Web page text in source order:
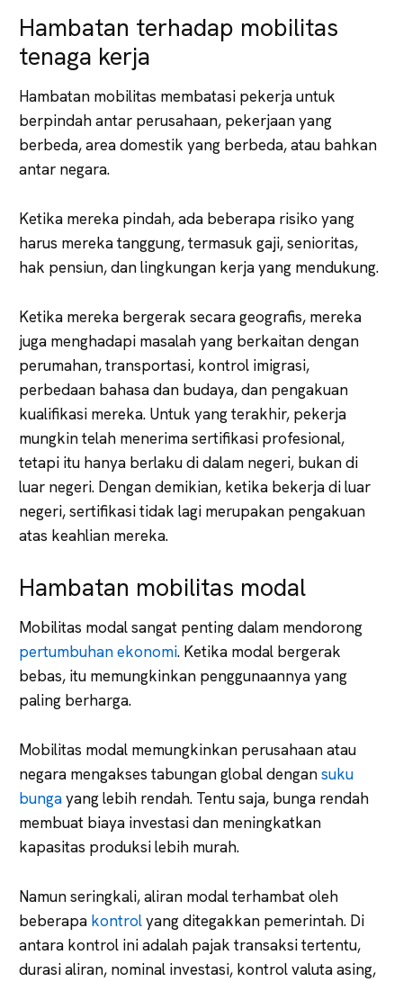
Hambatan terhadap mobilitas
tenaga kerja
Hambatan mobilitas membatasi pekerja untuk
berpindah antar perusahaan, pekerjaan yang
berbeda, area domestik yang berbeda, atau bahkan
antar negara.
Ketika mereka pindah, ada beberapa risiko yang
harus mereka tanggung, termasuk gaji, senioritas,
hak pensiun, dan lingkungan kerja yang mendukung.
Ketika mereka bergerak secara geografis, mereka
juga menghadapi masalah yang berkaitan dengan
perumahan, transportasi, kontrol imigrasi,
perbedaan bahasa dan budaya, dan pengakuan
kualifikasi mereka. Untuk yang terakhir, pekerja
mungkin telah menerima sertifikasi profesional,
tetapi itu hanya berlaku di dalam negeri, bukan di
luar negeri. Dengan demikian, ketika bekerja di luar
negeri, sertifikasi tidak lagi merupakan pengakuan
atas keahlian mereka.
Hambatan mobilitas modal
Mobilitas modal sangat penting dalam mendorong
pertumbuhan ekonomi. Ketika modal bergerak
bebas, itu memungkinkan penggunaannya yang
paling berharga.
Mobilitas modal memungkinkan perusahaan atau
negara mengakses tabungan global dengansuku
bungayang lebih rendah. Tentu saja, bunga rendah
membuat biaya investasi dan meningkatkan
kapasitas produksi lebih murah.
Namun seringkali, aliran modal terhambat oleh
beberapa kontrolyang ditegakkan pemerintah. Di
antara kontrol ini adalah pajak transaksi tertentu,
durasi aliran, nominal investasi, kontrol valuta asing,